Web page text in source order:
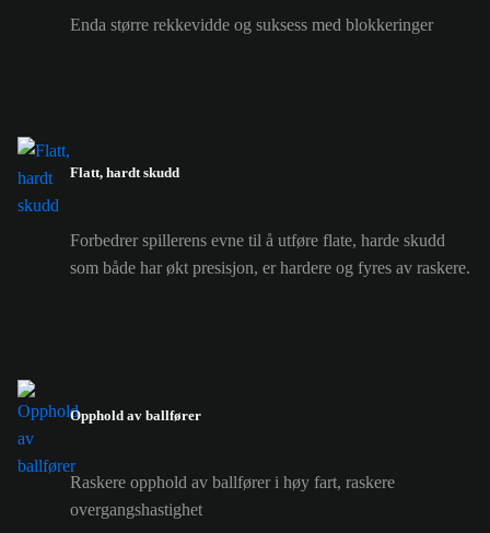
Enda større rekkevidde og suksess med blokkeringer
Flatt, hardt skudd
Forbedrer spillerens evne til å utføre flate, harde skudd
som både har økt presisjon, er hardere og fyres av raskere.
Opphold av ballfører
Raskere opphold av ballfører i høy fart, raskere
overgangshastighet